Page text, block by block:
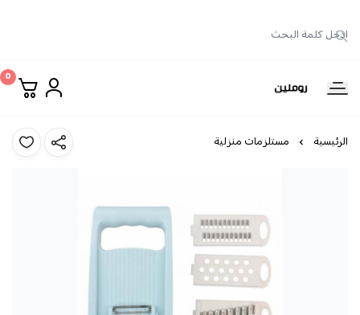
روملين
0
الرئيسية مستلزمات منزلية